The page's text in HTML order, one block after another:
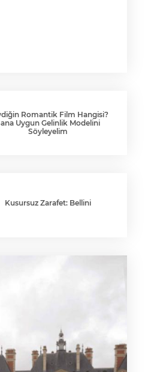
Romantik Film Hangisi?
Uygun Gelinlik Modelini
Söyleyelim
Kusursuz Zarafet: Bellini